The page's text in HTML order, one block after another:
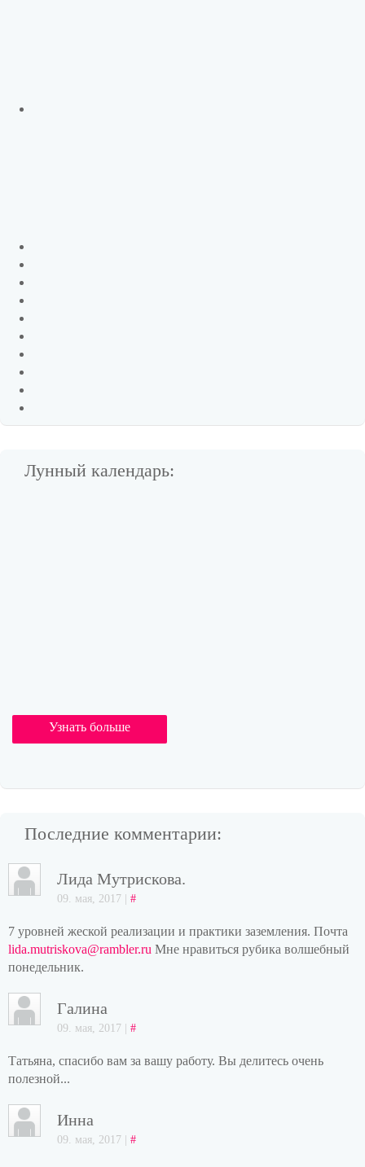
Лунный календарь:
Узнать больше
Последние комментарии:
Лида Мутрискова.
09. мая, 2017 | #
7 уровней жеской реализации и практики заземления. Почта
lida.mutriskova@rambler.ru Мне нравиться рубика волшебный
понедельник.
Галина
09. мая, 2017 | #
Татьяна, спасибо вам за вашу работу. Вы делитесь очень
полезной...
Инна
09. мая, 2017 | #